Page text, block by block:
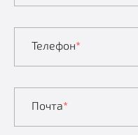
Телефон*
Почта*